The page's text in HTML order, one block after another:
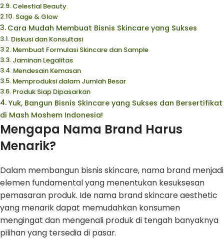
Celestial Beauty
Sage & Glow
Cara Mudah Membuat Bisnis Skincare yang Sukses
Diskusi dan Konsultasi
Membuat Formulasi Skincare dan Sample
Jaminan Legalitas
Mendesain Kemasan
Memproduksi dalam Jumlah Besar
Produk Siap Dipasarkan
Yuk, Bangun Bisnis Skincare yang Sukses dan Bersertifikat
di Mash Moshem Indonesia!
Mengapa Nama Brand Harus
Menarik?
Dalam membangun bisnis skincare, nama brand menjadi
elemen fundamental yang menentukan kesuksesan
pemasaran produk. Ide nama brand skincare aesthetic
yang menarik dapat memudahkan konsumen
mengingat dan mengenali produk di tengah banyaknya
pilihan yang tersedia di pasar.